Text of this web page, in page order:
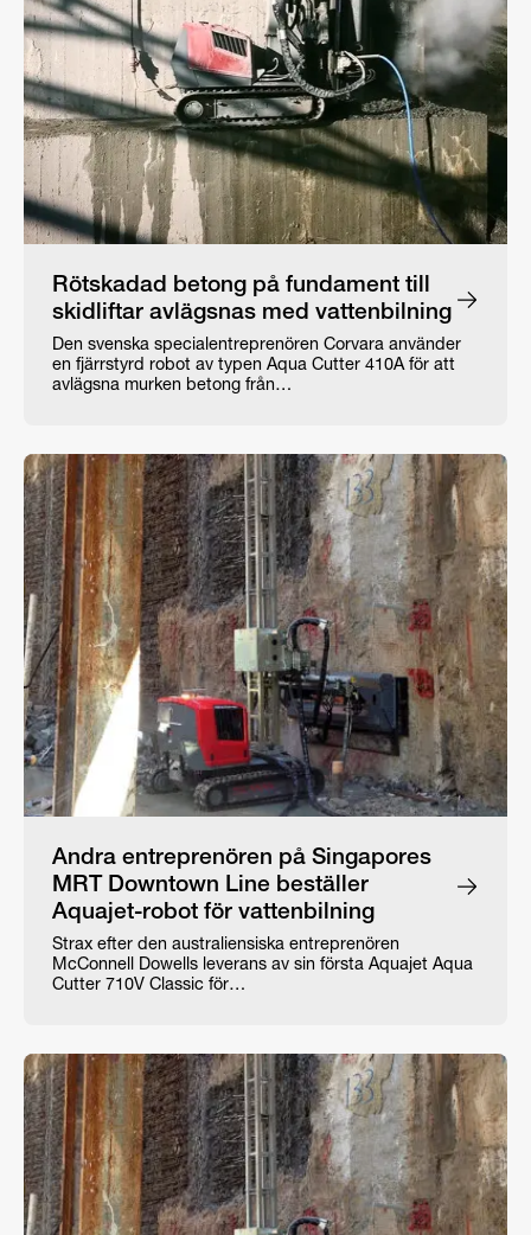
Rötskadad betong på fundament till
skidliftar avlägsnas med vattenbilning
Den svenska specialentreprenören Corvara använder
en fjärrstyrd robot av typen Aqua Cutter 410A för att
avlägsna murken betong från…
Andra entreprenören på Singapores
MRT Downtown Line beställer
Aquajet-robot för vattenbilning
Strax efter den australiensiska entreprenören
McConnell Dowells leverans av sin första Aquajet Aqua
Cutter 710V Classic för…